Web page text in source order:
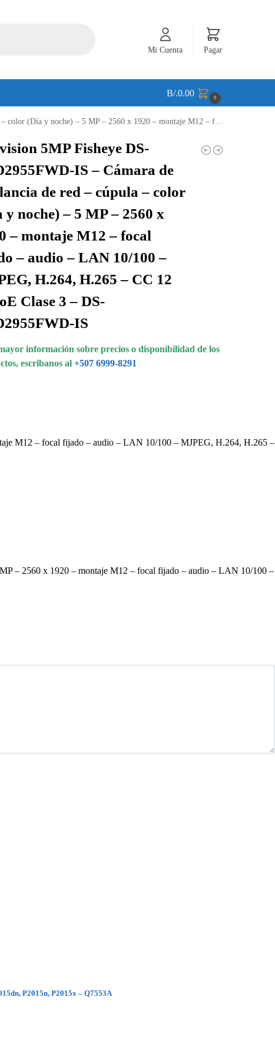
Mi Cuenta Pagar
B/.0.00 0
fijado – audio – LAN 10/100 – MJPEG, H.264, H.265 – CC 12 V/PoE Clase 3 – DS-2CD2955FWD-IS
5MP Fisheye DS-
IS – Cámara de
de red – cúpula – color
y noche) – 5 MP – 2560 x
– montaje M12 – focal
– audio – LAN 10/100 –
H.264, H.265 – CC 12
Clase 3 – DS-
IS
información sobre precios o disponibilidad de los
escribanos al +507 6999-8291
M12 – focal fijado – audio – LAN 10/100 – MJPEG, H.264, H.265 –
– 2560 x 1920 – montaje M12 – focal fijado – audio – LAN 10/100 –
P2015n, P2015x – Q7553A